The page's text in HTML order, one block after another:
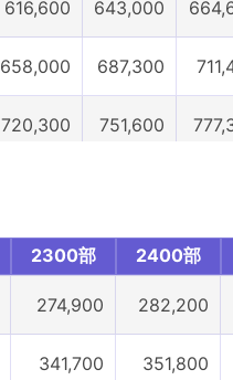
616,600 643,000
658,000 687,300
720,300 751,600
851,300 887,400
899,900 940,300
2300部 2400部
274,900 282,200
341,700 351,800